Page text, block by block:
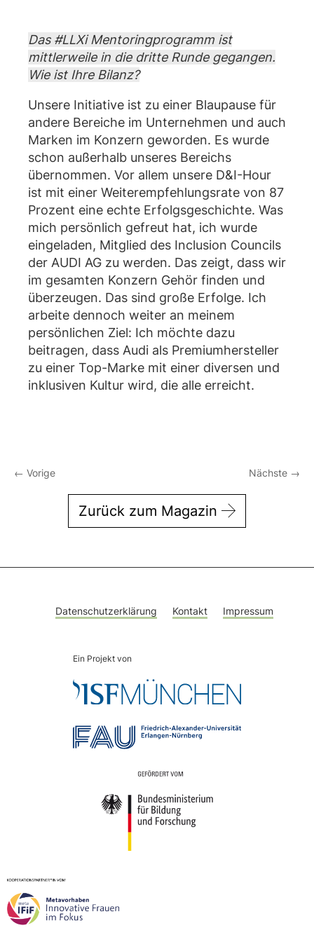
Das #LLXi Mentoringprogramm ist
mittlerweile in die dritte Runde gegangen.
Wie ist Ihre Bilanz?
Unsere Initiative ist zu einer Blaupause für
andere Bereiche im Unternehmen und auch
Marken im Konzern geworden. Es wurde
schon außerhalb unseres Bereichs
übernommen. Vor allem unsere D&I-Hour
ist mit einer Weiterempfehlungsrate von 87
Prozent eine echte Erfolgsgeschichte. Was
mich persönlich gefreut hat, ich wurde
eingeladen, Mitglied des Inclusion Councils
der AUDI AG zu werden. Das zeigt, dass wir
im gesamten Konzern Gehör finden und
überzeugen. Das sind große Erfolge. Ich
arbeite dennoch weiter an meinem
persönlichen Ziel: Ich möchte dazu
beitragen, dass Audi als Premiumhersteller
zu einer Top-Marke mit einer diversen und
inklusiven Kultur wird, die alle erreicht.
← Vorige Nächste →
Zurück zum Magazin
Datenschutzerklärung Kontakt Impressum
Ein Projekt von